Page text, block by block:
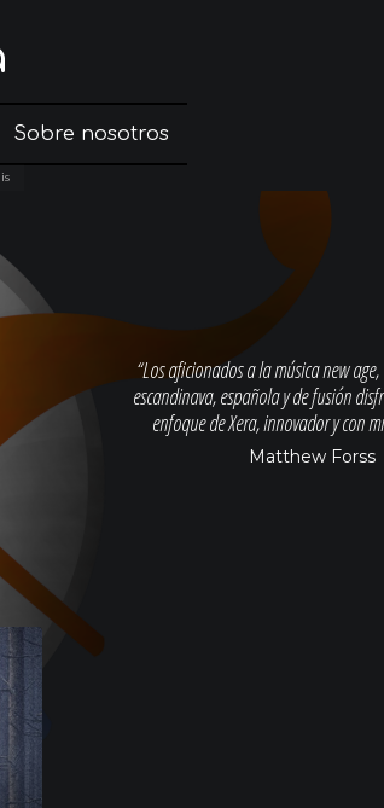
Sobre nosotros
“Los aficionados a la música new
escandinava, española y de fusión
enfoque de Xera, innovador y con
Matthew Forss